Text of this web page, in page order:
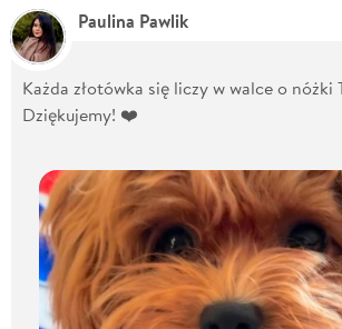
Paulina Pawlik
Każda złotówka się liczy w walce o nóżki
Dziękujemy! ❤️